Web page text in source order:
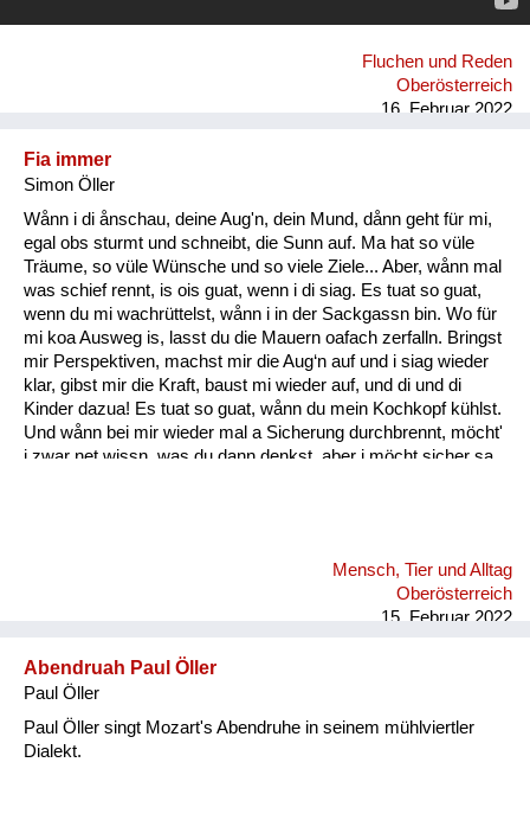
Fluchen und Reden
Oberösterreich
16. Februar 2022
Fia immer
Simon Öller
Wånn i di ånschau, deine Aug'n, dein Mund, dånn geht für mi,
egal obs sturmt und schneibt, die Sunn auf. Ma hat so vüle
Träume, so vüle Wünsche und so viele Ziele... Aber, wånn mal
was schief rennt, is ois guat, wenn i di siag. Es tuat so guat,
wenn du mi wachrüttelst, wånn i in der Sackgassn bin. Wo für
mi koa Ausweg is, lasst du die Mauern oafach zerfalln. Bringst
mir Perspektiven, machst mir die Aug‘n auf und i siag wieder
klar, gibst mir die Kraft, baust mi wieder auf, und di und di
Kinder dazua! Es tuat so guat, wånn du mein Kochkopf kühlst.
Und wånn bei mir wieder mal a Sicherung durchbrennt, möcht'
i zwar net wissn, was du dann denkst, aber i möcht sicher sa,
immer! Wånn i di anschau, deine Aug’n, all’s ån dir, dånn geht
Mensch, Tier und Alltag
Oberösterreich
15. Februar 2022
Abendruah Paul Öller
Paul Öller
Paul Öller singt Mozart's Abendruhe in seinem mühlviertler
Dialekt.